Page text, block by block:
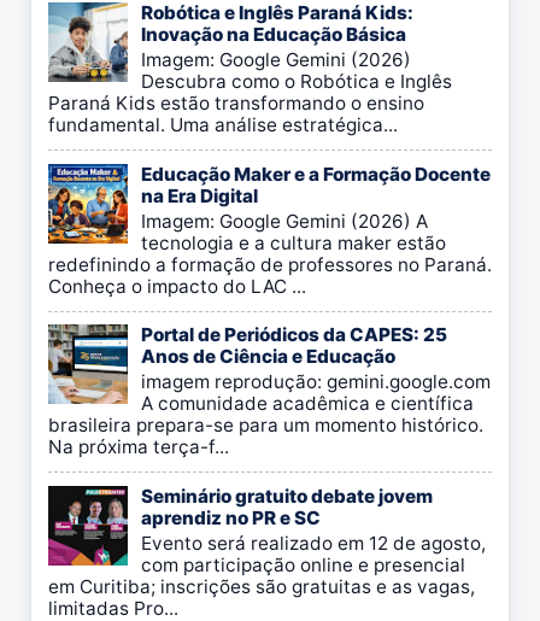
Robótica e Inglês Paraná Kids:
Inovação na Educação Básica
Imagem: Google Gemini (2026)
Descubra como o Robótica e Inglês
Paraná Kids estão transformando o ensino
fundamental. Uma análise estratégica...
Educação Maker e a Formação Docente
na Era Digital
Imagem: Google Gemini (2026) A
tecnologia e a cultura maker estão
redefinindo a formação de professores no Paraná.
Conheça o impacto do LAC ...
Portal de Periódicos da CAPES: 25
Anos de Ciência e Educação
imagem reprodução: gemini.google.com
A comunidade acadêmica e científica
brasileira prepara-se para um momento histórico.
Na próxima terça-f...
Seminário gratuito debate jovem
aprendiz no PR e SC
Evento será realizado em 12 de agosto,
com participação online e presencial
em Curitiba; inscrições são gratuitas e as vagas,
limitadas Pro...